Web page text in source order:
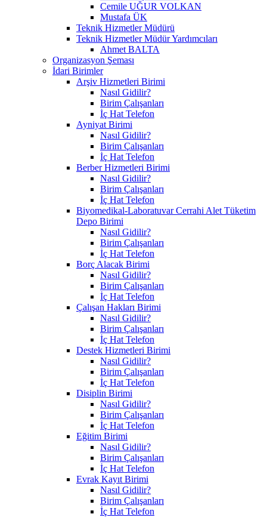
Cemile UĞUR VOLKAN
Mustafa ÜK
Teknik Hizmetler Müdürü
Teknik Hizmetler Müdür Yardımcıları
Ahmet BALTA
Organizasyon Şeması
İdari Birimler
Arşiv Hizmetleri Birimi
Nasıl Gidilir?
Birim Çalışanları
İç Hat Telefon
Ayniyat Birimi
Nasıl Gidilir?
Birim Çalışanları
İç Hat Telefon
Berber Hizmetleri Birimi
Nasıl Gidilir?
Birim Çalışanları
İç Hat Telefon
Biyomedikal-Laboratuvar Cerrahi Alet Tüketim
Depo Birimi
Nasıl Gidilir?
Birim Çalışanları
İç Hat Telefon
Borç Alacak Birimi
Nasıl Gidilir?
Birim Çalışanları
İç Hat Telefon
Çalışan Hakları Birimi
Nasıl Gidilir?
Birim Çalışanları
İç Hat Telefon
Destek Hizmetleri Birimi
Nasıl Gidilir?
Birim Çalışanları
İç Hat Telefon
Disiplin Birimi
Nasıl Gidilir?
Birim Çalışanları
İç Hat Telefon
Eğitim Birimi
Nasıl Gidilir?
Birim Çalışanları
İç Hat Telefon
Evrak Kayıt Birimi
Nasıl Gidilir?
Birim Çalışanları
İç Hat Telefon